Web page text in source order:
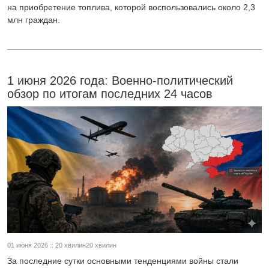
на приобретение топлива, которой воспользовались около 2,3
млн граждан.
1 июня 2026 года: Военно-политический
обзор по итогам последних 24 часов
01 июня 2026 :: 20 хвилин20 хвилин
За последние сутки основными тенденциями войны стали